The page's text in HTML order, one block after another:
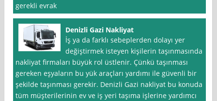
gerekli evrak
Denizli Gazi Nakliyat
İş ya da farklı sebeplerden dolayı yer
değiştirmek isteyen kişilerin taşınmasında
nakliyat firmaları büyük rol üstlenir. Çünkü taşınması
gereken eşyaların bu yük araçları yardımı ile güvenli bir
şekilde taşınması gerekir. Denizli Gazi nakliyat bu konuda
tüm müşterilerinin ev ve iş yeri taşıma işlerine yardımcı